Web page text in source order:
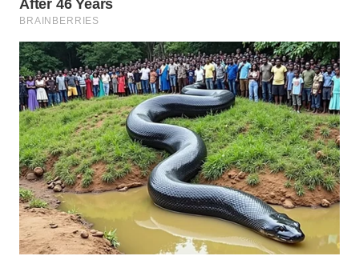
BEKASI
WN
BOGOR
WN
DEPOK
WN
TAPANULI
UTARA
WN